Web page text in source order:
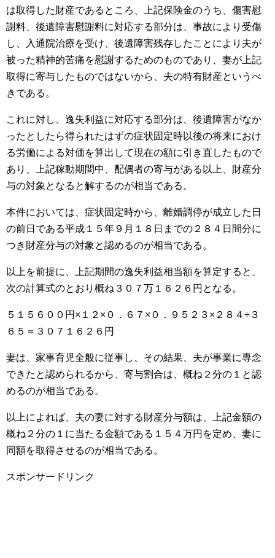
は取得した財産であるところ、上記保険金のうち、傷害慰
謝料、後遺障害慰謝料に対応する部分は、事故により受傷
し、入通院治療を受け、後遺障害残存したことにより夫が
被った精神的苦痛を慰謝するためのものであり、妻が上記
取得に寄与したものではないから、夫の特有財産というべ
きである。
これに対し、逸失利益に対応する部分は、後遺障害がなか
ったとしたら得られたはずの症状固定時以後の将来におけ
る労働による対価を算出して現在の額に引き直したもので
あり、上記稼動期間中、配偶者の寄与がある以上、財産分
与の対象となると解するのが相当である。
本件においては、症状固定時から、離婚調停が成立した日
の前日である平成１５年９月１８日までの２８４日間分に
つき財産分与の対象と認めるのが相当である。
以上を前提に、上記期間の逸失利益相当額を算定すると、
次の計算式のとおり概ね３０７万１６２６円となる。
５１５６００円×１２×０．６７×０．９５２３×２８４÷３
６５＝３０７１６２６円
妻は、家事育児全般に従事し、その結果、夫が事業に専念
できたと認められるから、寄与割合は、概ね２分の１と認
めるのが相当である。
以上によれば、夫の妻に対する財産分与額は、上記金額の
概ね２分の１に当たる金額である１５４万円を定め、妻に
同額を取得させるのが相当である。
スポンサードリンク